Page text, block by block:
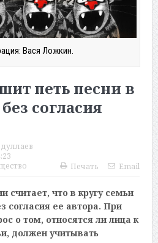
Вася Ложкин.
петь песни в
согласия
Печать Email
считает, что в кругу семьи
согласия ее автора. При
о том, относятся ли лица к
должен учитывать